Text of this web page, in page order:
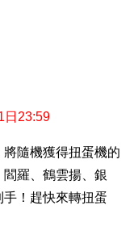
日23:59
隨機獲得扭蛋機的
閻羅、鶴雲揚、銀
！趕快來轉扭蛋